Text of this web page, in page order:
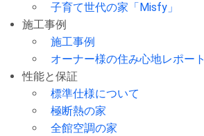
子育て世代の家「Misfy」
施工事例
施工事例
オーナー様の住み心地レポート
性能と保証
標準仕様について
極断熱の家
全館空調の家